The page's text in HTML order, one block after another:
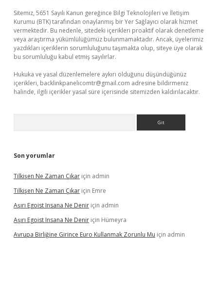
Sitemiz, 5651 Sayılı Kanun gereğince Bilgi Teknolojileri ve İletişim
Kurumu (BTK) tarafından onaylanmış bir Yer Sağlayıcı olarak hizmet
vermektedir. Bu nedenle, sitedeki içerikleri proaktif olarak denetleme
veya araştırma yükümlülüğümüz bulunmamaktadır. Ancak, üyelerimiz
yazdıkları içeriklerin sorumluluğunu taşımakta olup, siteye üye olarak
bu sorumluluğu kabul etmiş sayılırlar.
Hukuka ve yasal düzenlemelere aykırı olduğunu düşündüğünüz
içerikleri, backlinkpanelicomtr@gmail.com adresine bildirmeniz
halinde, ilgili içerikler yasal süre içerisinde sitemizden kaldırılacaktır.
Son yorumlar
Tilkişen Ne Zaman Çıkar için admin
Tilkişen Ne Zaman Çıkar için Emre
Aşırı Egoist Insana Ne Denir için admin
Aşırı Egoist Insana Ne Denir için Hümeyra
Avrupa Birliğine Girince Euro Kullanmak Zorunlu Mu için admin